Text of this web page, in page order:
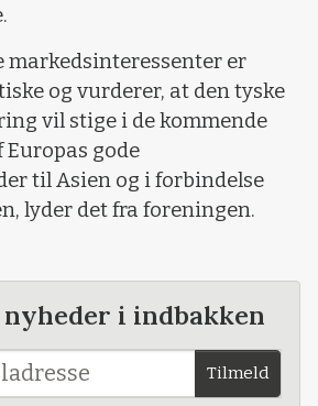
markedsinteressenter er
og vurderer, at den tyske
vil stige i de kommende
gode
til Asien og i forbindelse
lyder det fra foreningen.
nyheder i indbakken
Tilmeld